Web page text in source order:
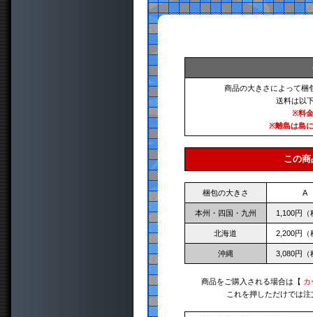
商品の大きさによって梱
送料は以
※料
※離島は島
この
梱包の大きさ A
本州・四国・九州 1,100円（
北海道 2,200円（
沖縄 3,080円（
商品をご購入される場合は【 カ
これを押しただけでは